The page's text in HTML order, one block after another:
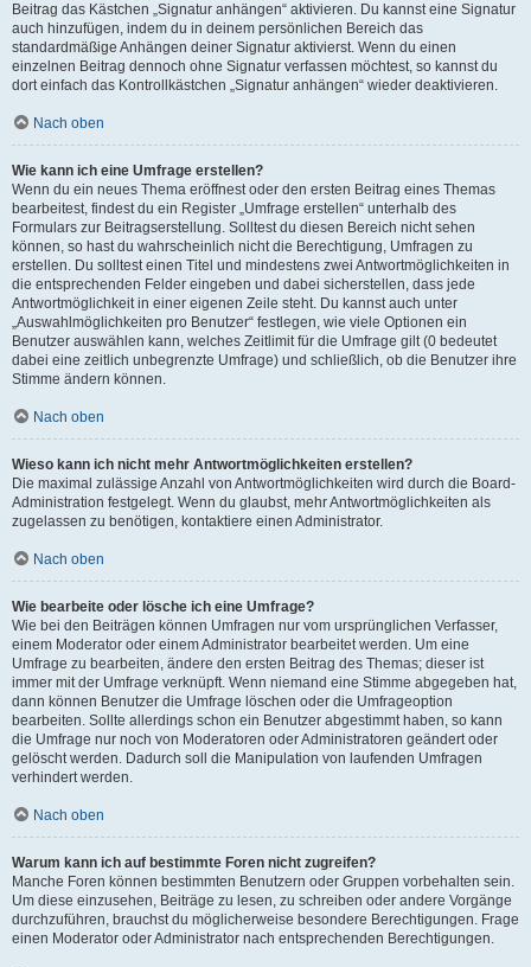
Beitrag das Kästchen „Signatur anhängen“ aktivieren. Du kannst eine Signatur
auch hinzufügen, indem du in deinem persönlichen Bereich das
standardmäßige Anhängen deiner Signatur aktivierst. Wenn du einen
einzelnen Beitrag dennoch ohne Signatur verfassen möchtest, so kannst du
dort einfach das Kontrollkästchen „Signatur anhängen“ wieder deaktivieren.
Nach oben
Wie kann ich eine Umfrage erstellen?
Wenn du ein neues Thema eröffnest oder den ersten Beitrag eines Themas
bearbeitest, findest du ein Register „Umfrage erstellen“ unterhalb des
Formulars zur Beitragserstellung. Solltest du diesen Bereich nicht sehen
können, so hast du wahrscheinlich nicht die Berechtigung, Umfragen zu
erstellen. Du solltest einen Titel und mindestens zwei Antwortmöglichkeiten in
die entsprechenden Felder eingeben und dabei sicherstellen, dass jede
Antwortmöglichkeit in einer eigenen Zeile steht. Du kannst auch unter
„Auswahlmöglichkeiten pro Benutzer“ festlegen, wie viele Optionen ein
Benutzer auswählen kann, welches Zeitlimit für die Umfrage gilt (0 bedeutet
dabei eine zeitlich unbegrenzte Umfrage) und schließlich, ob die Benutzer ihre
Stimme ändern können.
Nach oben
Wieso kann ich nicht mehr Antwortmöglichkeiten erstellen?
Die maximal zulässige Anzahl von Antwortmöglichkeiten wird durch die Board-
Administration festgelegt. Wenn du glaubst, mehr Antwortmöglichkeiten als
zugelassen zu benötigen, kontaktiere einen Administrator.
Nach oben
Wie bearbeite oder lösche ich eine Umfrage?
Wie bei den Beiträgen können Umfragen nur vom ursprünglichen Verfasser,
einem Moderator oder einem Administrator bearbeitet werden. Um eine
Umfrage zu bearbeiten, ändere den ersten Beitrag des Themas; dieser ist
immer mit der Umfrage verknüpft. Wenn niemand eine Stimme abgegeben hat,
dann können Benutzer die Umfrage löschen oder die Umfrageoption
bearbeiten. Sollte allerdings schon ein Benutzer abgestimmt haben, so kann
die Umfrage nur noch von Moderatoren oder Administratoren geändert oder
gelöscht werden. Dadurch soll die Manipulation von laufenden Umfragen
verhindert werden.
Nach oben
Warum kann ich auf bestimmte Foren nicht zugreifen?
Manche Foren können bestimmten Benutzern oder Gruppen vorbehalten sein.
Um diese einzusehen, Beiträge zu lesen, zu schreiben oder andere Vorgänge
durchzuführen, brauchst du möglicherweise besondere Berechtigungen. Frage
einen Moderator oder Administrator nach entsprechenden Berechtigungen.